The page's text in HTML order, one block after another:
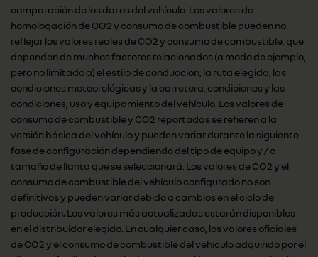
comparación de los datos del vehículo. Los valores de
homologación de CO2 y consumo de combustible pueden no
reflejar los valores reales de CO2 y consumo de combustible, que
dependen de muchos factores relacionados (a modo de ejemplo,
pero no limitado a) el estilo de conducción, la ruta elegida, las
condiciones meteorológicas y la carretera. condiciones y las
condiciones, uso y equipamiento del vehículo. Los valores de
consumo de combustible y CO2 reportadas se refieren a la
versión básica del vehículo y pueden variar durante la siguiente
fase de configuración dependiendo del tipo de equipo y / o
tamaño de llanta que se seleccionará. Los valores de CO2 y el
consumo de combustible del vehículo configurado no son
definitivos y pueden variar debido a cambios en el ciclo de
producción; Los valores más actualizadas estarán disponibles
en el distribuidor elegido. En cualquier caso, los valores oficiales
de CO2 y el consumo de combustible del vehículo adquirido por el